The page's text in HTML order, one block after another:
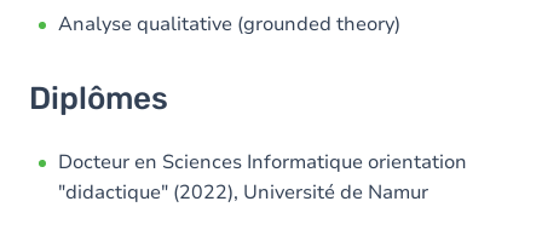
Analyse qualitative (grounded theory)
Diplômes
Docteur en Sciences Informatique orientation
"didactique" (2022), Université de Namur